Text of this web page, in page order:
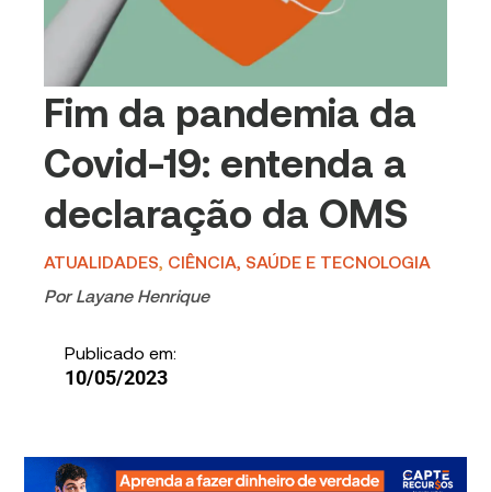
Fim da pandemia da
Covid-19: entenda a
declaração da OMS
ATUALIDADES CIÊNCIA, SAÚDE E TECNOLOGIA
Por Layane Henrique
Publicado em:
10/05/2023